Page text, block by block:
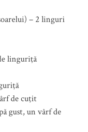
– 2 linguri
linguriţă
de cuţit
gust, un vârf de